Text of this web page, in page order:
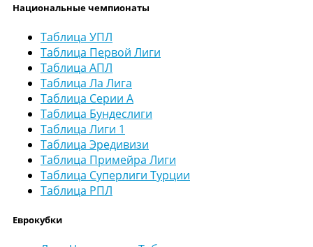
Национальные чемпионаты
Таблица УПЛ
Таблица Первой Лиги
Таблица АПЛ
Таблица Ла Лига
Таблица Серии А
Таблица Бундеслиги
Таблица Лиги 1
Таблица Эредивизи
Таблица Примейра Лиги
Таблица Суперлиги Турции
Таблица РПЛ
Еврокубки